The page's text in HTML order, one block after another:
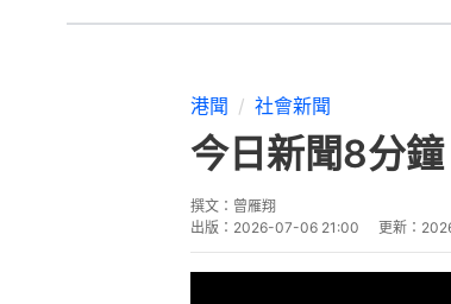
港聞 社會新聞
今日新聞8分
撰文： 曾雁翔
出版： 2026-07-06 21:00 更新：